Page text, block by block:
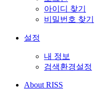
아이디 찾기
비밀번호 찾기
설정
내 정보
검색환경설정
About RISS